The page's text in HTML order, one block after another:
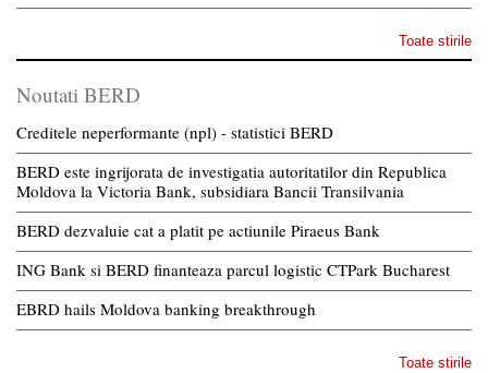
Toate stirile
Noutati BERD
Creditele neperformante (npl) - statistici BERD
BERD este ingrijorata de investigatia autoritatilor din Republica
Moldova la Victoria Bank, subsidiara Bancii Transilvania
BERD dezvaluie cat a platit pe actiunile Piraeus Bank
ING Bank si BERD finanteaza parcul logistic CTPark Bucharest
EBRD hails Moldova banking breakthrough
Toate stirile